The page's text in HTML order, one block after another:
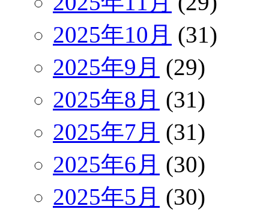
2025年10月 (31)
2025年9月 (29)
2025年8月 (31)
2025年7月 (31)
2025年6月 (30)
2025年5月 (30)